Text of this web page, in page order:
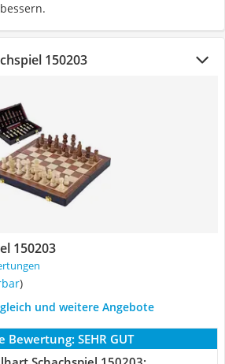
150203
150203
)
und weitere Angebote
Bewertung: SEHR GUT